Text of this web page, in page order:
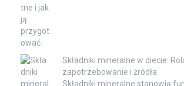
Składniki mineralne w diecie:
zapotrzebowanie i źródła
Składniki mineralne stanowią